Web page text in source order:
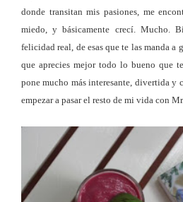
donde transitan mis pasiones, me
miedo, y básicamente crecí. Mucho.
felicidad real, de esas que te las manda a
que aprecies mejor todo lo bueno que
pone mucho más interesante, divertida y
empezar a pasar el resto de mi vida con